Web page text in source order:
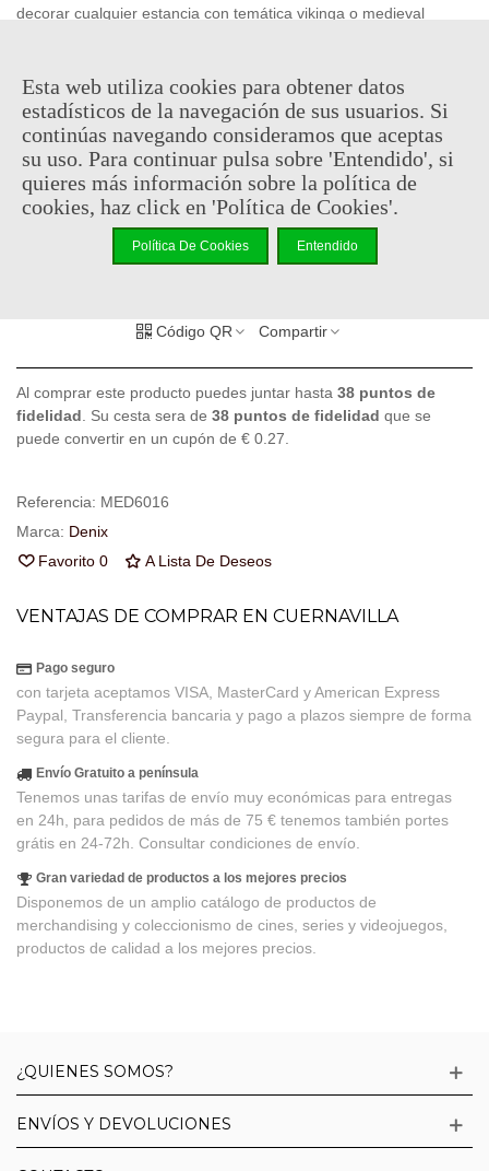
decorar cualquier estancia con temática vikinga o medieval
76,95 € (impuestos inc.)
Consultar disponibilidad
Código QR Compartir
Al comprar este producto puedes juntar hasta 38 puntos de
fidelidad . Su cesta sera de 38 puntos de fidelidad que se
puede convertir en un cupón de € 0.27
Referencia: MED6016
Marca: Denix
Favorito 0 A Lista De Deseos
VENTAJAS DE COMPRAR EN CUERNAVILLA
Pago seguro
con tarjeta aceptamos VISA, MasterCard y American Express
Paypal, Transferencia bancaria y pago a plazos siempre de forma
segura para el cliente.
Envío Gratuito a península
Tenemos unas tarifas de envío muy económicas para entregas
en 24h, para pedidos de más de 75 € tenemos también portes
grátis en 24-72h. Consultar condiciones de envío.
Gran variedad de productos a los mejores precios
Disponemos de un amplio catálogo de productos de
merchandising y coleccionismo de cines, series y videojuegos,
productos de calidad a los mejores precios.
¿QUIENES SOMOS?
ENVÍOS Y DEVOLUCIONES
Esta web utiliza cookies para obtener datos
estadísticos de la navegación de sus usuarios. Si
continúas navegando consideramos que aceptas
su uso. Para continuar pulsa sobre 'Entendido', si
quieres más información sobre la política de
cookies, haz click en 'Política de Cookies'.
Política De Cookies Entendido